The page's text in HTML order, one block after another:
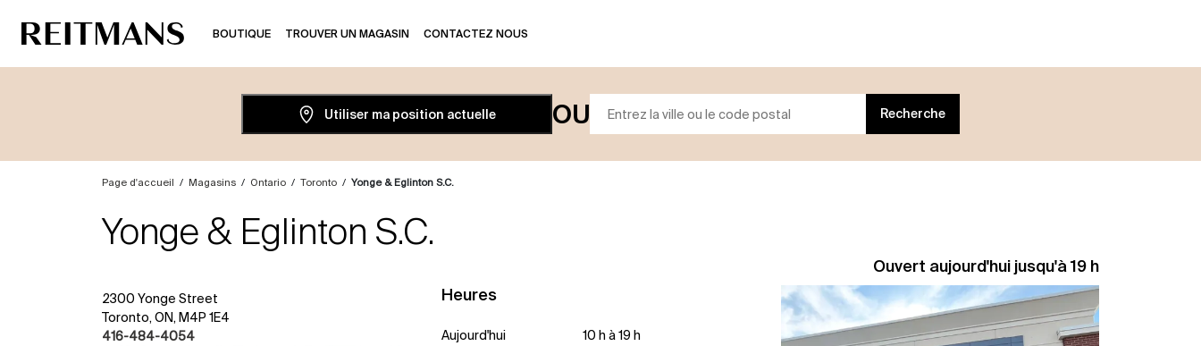
BOUTIQUE TROUVER UN MAGASIN CONTACTEZ NOUS
Utiliser ma position actuelle OU Recherche
Page d'accueil / Magasins / Ontario / Toronto / Yonge & Eglinton S.C.
Yonge & Eglinton S.C.
2300 Yonge Street
Toronto, ON, M4P 1E4
416-484-4054
Heures
Aujourd'hui 10 h à 19 h
Ouvert aujourd'hui jusqu'à 19 h